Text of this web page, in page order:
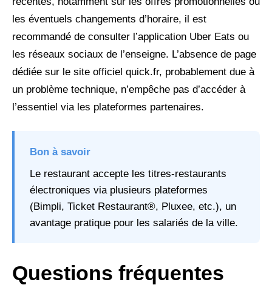
les éventuels changements d’horaire, il est
recommandé de consulter l’application Uber Eats ou
les réseaux sociaux de l’enseigne. L’absence de page
dédiée sur le site officiel quick.fr, probablement due à
un problème technique, n’empêche pas d’accéder à
l’essentiel via les plateformes partenaires.
Bon à savoir
Le restaurant accepte les titres-restaurants
électroniques via plusieurs plateformes
(Bimpli, Ticket Restaurant®, Pluxee, etc.), un
avantage pratique pour les salariés de la ville.
Questions fréquentes